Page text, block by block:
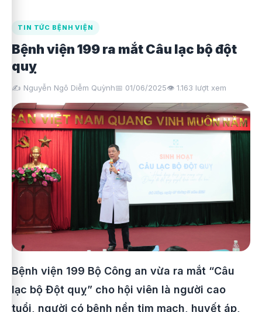
TIN TỨC BỆNH VIỆN
Bệnh viện 199 ra mắt Câu lạc bộ đột
quỵ
✍️ Nguyễn Ngô Diễm Quỳnh📅 01/06/2025👁️ 1.163 lượt xem
Bệnh viện 199 Bộ Công an vừa ra mắt “Câu
lạc bộ Đột quỵ” cho hội viên là người cao
tuổi, người có bệnh nền tim mạch, huyết áp,